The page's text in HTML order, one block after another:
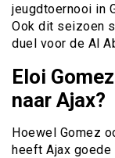
jeugdtoernooi in
Ook dit seizoen
duel voor de Al
Eloi
naar Ajax?
Hoewel Gomez
heeft Ajax goede